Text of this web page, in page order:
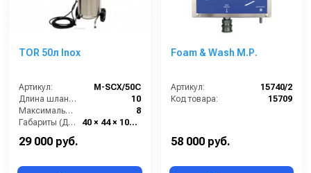
TOR 50л Inox
Артикул:
М-SCX/50C
Длина шланга (м):
10
Максимальное давление (бар):
8
Габариты (ДхШхВ):
40 × 44 × 107 см
29 000 руб.
Foam & Wash М.Р.
Артикул:
15740/2
Код товара:
15709
58 000 руб.